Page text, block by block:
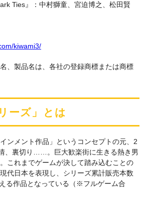
Ties』：中村獅童、宮迫博之、松田賢
kiwami3/
、製品名は、各社の登録商標または商標
ーズ」とは
ンメント作品」というコンセプトの元、2
、裏切り……。巨大歓楽街に生きる熱き男
これまでゲームが決して踏み込むことの
代日本を表現し、シリーズ累計販売本数
る作品となっている（※フルゲーム合